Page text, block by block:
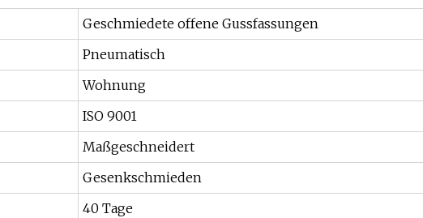
Geschmiedete offene Gussfassungen
Pneumatisch
Wohnung
ISO 9001
Maßgeschneidert
Gesenkschmieden
40 Tage